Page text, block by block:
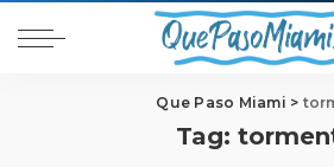
Que Paso Miami >
Tag: